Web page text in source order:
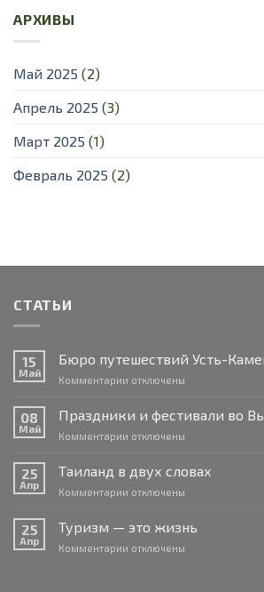
АРХИВЫ
Май 2025 (2)
Апрель 2025 (3)
Март 2025 (1)
Февраль 2025 (2)
СТАТЬИ
15
Май
Бюро путешествий Усть-
Комментарии к
путешествий
Усть-
с
отключены
08
Май
Праздники и фестивали во
Комментарии к
и
фестивали
Вьетнаме
отключены
25
Апр
Таиланд в двух словах
Комментарии к
двух
отключены
25
Апр
Туризм — это жизнь
Комментарии котключены